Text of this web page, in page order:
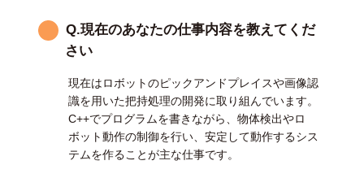
Q.現在のあなたの仕事内容を教えてくだ
さい
現在はロボットのピックアンドプレイスや画像認
識を用いた把持処理の開発に取り組んでいます。
C++でプログラムを書きながら、物体検出やロ
ボット動作の制御を行い、安定して動作するシス
テムを作ることが主な仕事です。